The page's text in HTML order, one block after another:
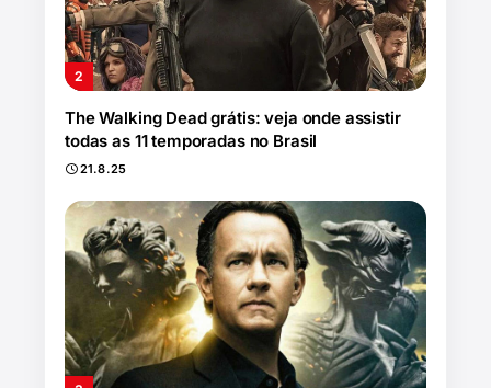
The Walking Dead grátis: veja onde assistir
todas as 11 temporadas no Brasil
21.8.25